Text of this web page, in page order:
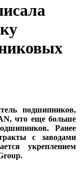
подшипников,
что еще больше
Ранее
с заводами
укреплением